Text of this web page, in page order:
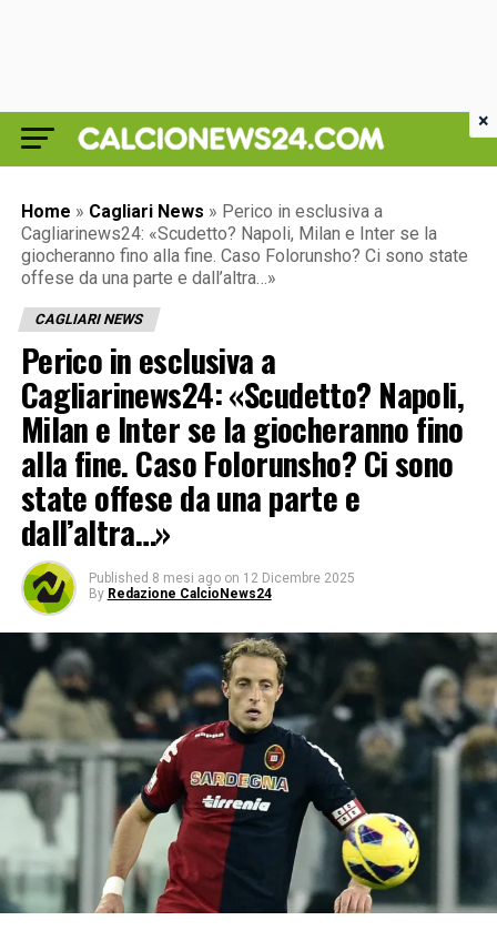
Home » Cagliari News » Perico in esclusiva a
Cagliarinews24: «Scudetto? Napoli, Milan e Inter se la
giocheranno fino alla fine. Caso Folorunsho? Ci sono state
offese da una parte e dall’altra…»
CAGLIARI NEWS
Perico in esclusiva a
Cagliarinews24: «Scudetto? Napoli,
Milan e Inter se la giocheranno fino
alla fine. Caso Folorunsho? Ci sono
state offese da una parte e
dall’altra…»
Published 8 mesi ago on 12 Dicembre 2025
By Redazione CalcioNews24
×